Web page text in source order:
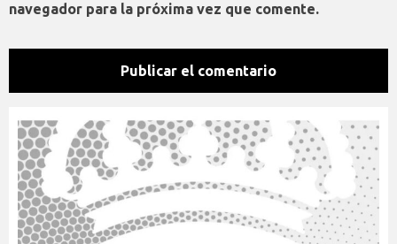
navegador para la próxima vez que comente.